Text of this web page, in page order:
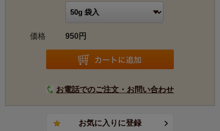
価格 950円
お電話でのご注文・お問い合わせ